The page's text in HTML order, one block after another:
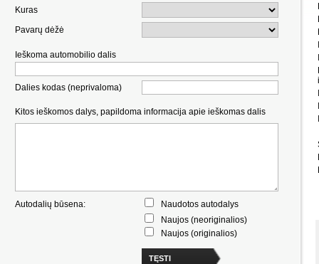
Kuras
Pavarų dėžė
Ieškoma automobilio dalis
Dalies kodas (neprivaloma)
Kitos ieškomos dalys, papildoma informacija apie ieškomas dalis
Autodalių būsena:
Naudotos autodalys
Naujos (neoriginalios)
Naujos (originalios)
TĘSTI